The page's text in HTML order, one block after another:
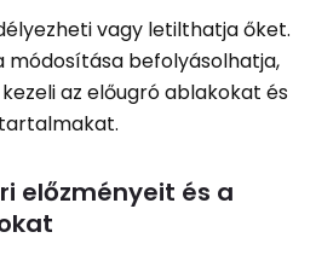
vagy letilthatja őket.
módosítása befolyásolhatja,
az előugró ablakokat és
előzményeit és a